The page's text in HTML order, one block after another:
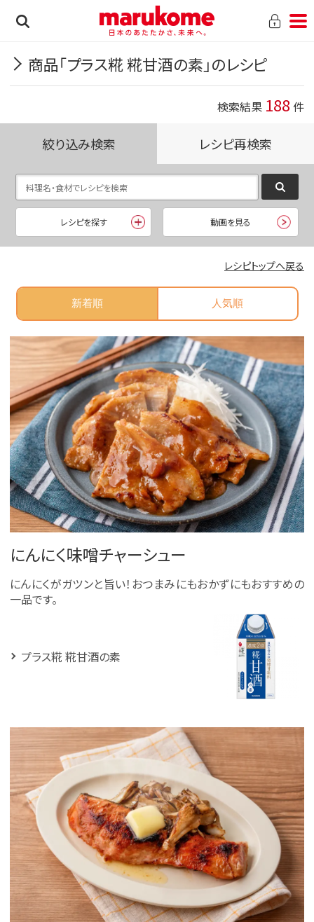
商品「プラス糀 糀甘酒の素」のレシピ
検索結果 188 件
絞り込み検索 レシピ再検索
レシピを探す 動画を見る
レシピトップへ戻る
新着順 人気順
にんにく味噌チャーシュー
にんにくがガツンと旨い！おつまみにもおかずにもおすすめの
一品です。
プラス糀 糀甘酒の素